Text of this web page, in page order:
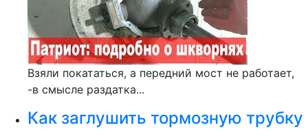
Взяли покататься, а передний мост не работает,
-в смысле раздатка...
Как заглушить тормозную трубку